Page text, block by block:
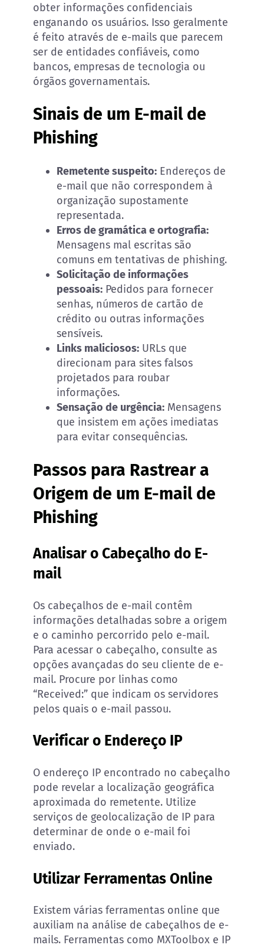
obter informações confidenciais
enganando os usuários. Isso geralmente
é feito através de e-mails que parecem
ser de entidades confiáveis, como
bancos, empresas de tecnologia ou
órgãos governamentais.
Sinais de um E-mail de
Phishing
Remetente suspeito: Endereços de
e-mail que não correspondem à
organização supostamente
representada.
Erros de gramática e ortografia:
Mensagens mal escritas são
comuns em tentativas de phishing.
Solicitação de informações
pessoais: Pedidos para fornecer
senhas, números de cartão de
crédito ou outras informações
sensíveis.
Links maliciosos: URLs que
direcionam para sites falsos
projetados para roubar
informações.
Sensação de urgência: Mensagens
que insistem em ações imediatas
para evitar consequências.
Passos para Rastrear a
Origem de um E-mail de
Phishing
Analisar o Cabeçalho do E-
mail
Os cabeçalhos de e-mail contêm
informações detalhadas sobre a origem
e o caminho percorrido pelo e-mail.
Para acessar o cabeçalho, consulte as
opções avançadas do seu cliente de e-
mail. Procure por linhas como
“Received:” que indicam os servidores
pelos quais o e-mail passou.
Verificar o Endereço IP
O endereço IP encontrado no cabeçalho
pode revelar a localização geográfica
aproximada do remetente. Utilize
serviços de geolocalização de IP para
determinar de onde o e-mail foi
enviado.
Utilizar Ferramentas Online
Existem várias ferramentas online que
auxiliam na análise de cabeçalhos de e-
mails. Ferramentas como MXToolbox e IP